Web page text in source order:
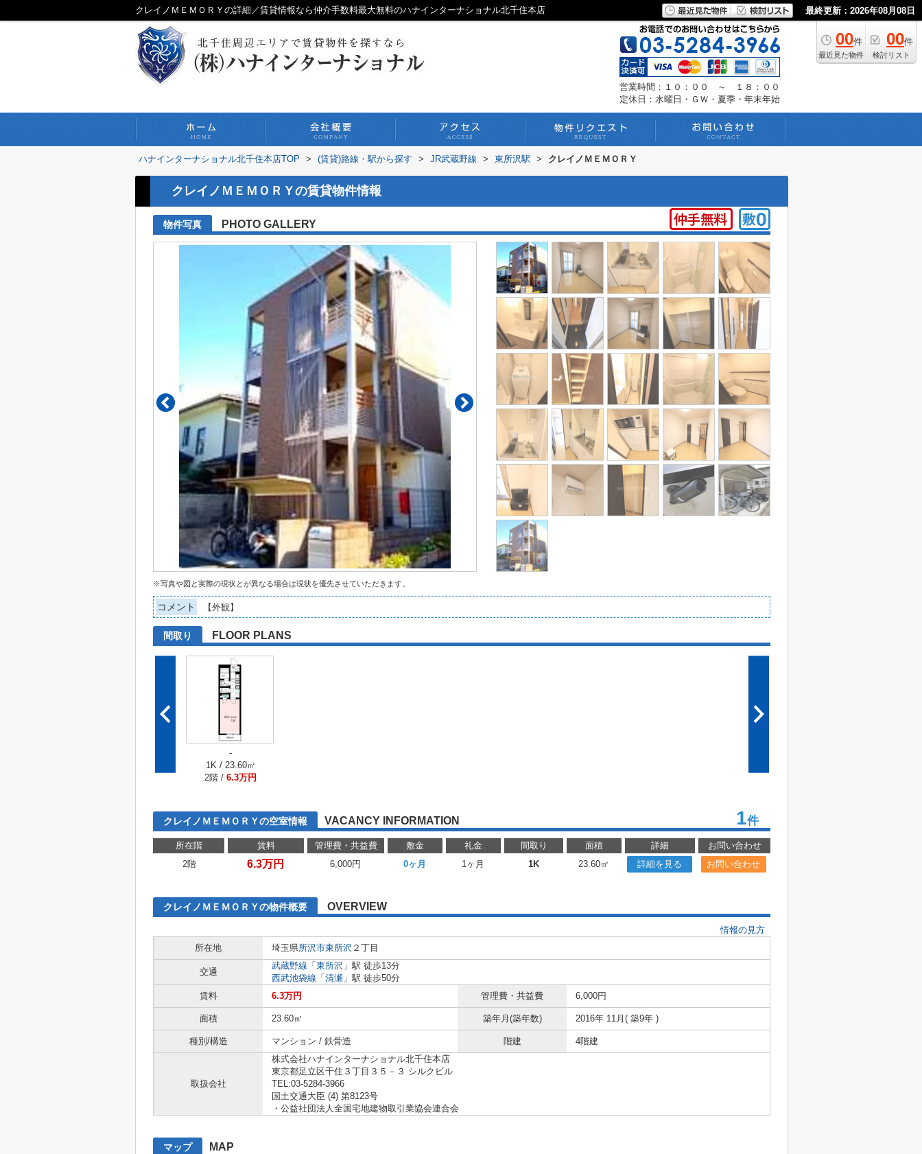
クレイノＭＥＭＯＲＹの詳細／賃貸情報なら仲介手数料最大無料のハナインターナショナル北千住本店 最終更新：2026年08月08日
00件
最近見た物件
00件
検討リスト
営業時間：１０：００ ～ １８：００
定休日：水曜日・ＧＷ・夏季・年末年始
ハナインターナショナル北千住本店TOP > (賃貸)路線・駅から探す > JR武蔵野線 > 東所沢駅 > クレイノＭＥＭＯＲＹ
クレイノＭＥＭＯＲＹの賃貸物件情報
物件写真 PHOTO GALLERY
※写真や図と実際の現状とが異なる場合は現状を優先させていただきます。
コメント 【外観】
間取り FLOOR PLANS
-
1K / 23.60㎡
2階 / 6.3万円
クレイノＭＥＭＯＲＹの空室情報 VACANCY INFORMATION 1件
所在階 賃料 管理費・共益費 敷金 礼金 間取り 面積 詳細
お問い合わせ
2階
6.3万円 6,000円 0ヶ月 1ヶ月 1K 23.60㎡ 詳細を見る お問い合わせ
クレイノＭＥＭＯＲＹの物件概要 OVERVIEW
情報の見方
所在地
埼玉県所沢市東所沢 ２丁目
交通
武蔵野線 「 東所沢 」駅 徒歩13分
西武池袋線 「 清瀬 」駅 徒歩50分
賃料
6.3万円 管理費・共益費 6,000円
面積 23.60㎡ 築年月(築年数) 2016年 11月( 築9年 )
種別/構造 マンション / 鉄骨造 階建 4階建
取扱会社
株式会社ハナインターナショナル北千住本店
東京都足立区千住３丁目３５－３ シルクビル
TEL:03-5284-3966
国土交通大臣 (4) 第8123号
・公益社団法人全国宅地建物取引業協会連合会
マップ MAP